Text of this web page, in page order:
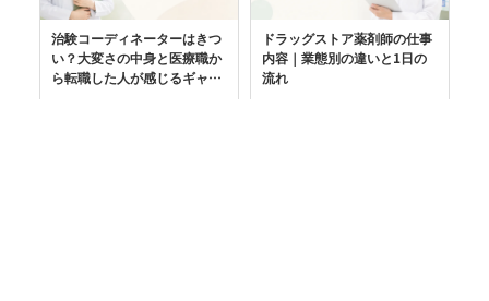
治験コーディネーターはきつ
い？大変さの中身と医療職か
ら転職した人が感じるギャッ
ドラッグストア薬剤師の仕事
内容｜業態別の違いと1日の
流れ